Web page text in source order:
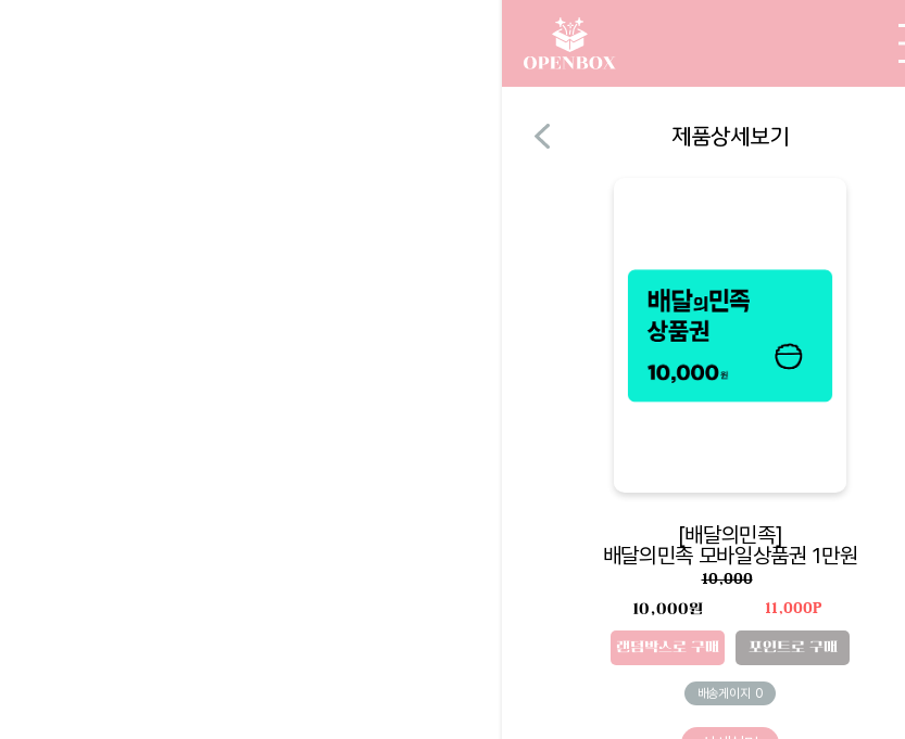
제품상세보기
[배달의민족]
배달의민족 모바일상품권 1만원
10,000
10,000원
랜덤박스로 구매
11,000P
포인트로 구매
배송게이지 0